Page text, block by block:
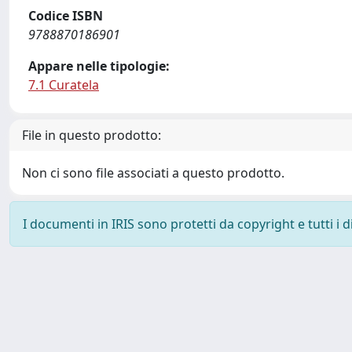
Codice ISBN
9788870186901
Appare nelle tipologie:
7.1 Curatela
File in questo prodotto:
Non ci sono file associati a questo prodotto.
I documenti in IRIS sono protetti da copyright e tutti i